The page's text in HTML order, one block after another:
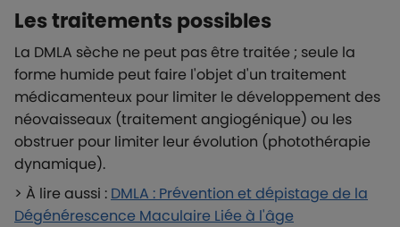
Les traitements possibles
La DMLA sèche ne peut pas être traitée ; seule la
forme humide peut faire l'objet d'un traitement
médicamenteux pour limiter le développement des
néovaisseaux (traitement angiogénique) ou les
obstruer pour limiter leur évolution (photothérapie
dynamique).
> À lire aussi : DMLA : Prévention et dépistage de la
Dégénérescence Maculaire Liée à l'âge